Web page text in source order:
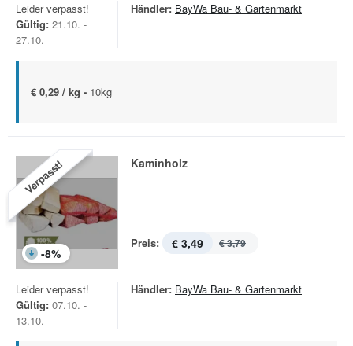
Leider verpasst!
Gültig: 21.10. -
27.10.
Händler: BayWa Bau- & Gartenmarkt
€ 0,29 / kg - 10kg
Verpasst!
-8%
Kaminholz
Preis: € 3,49 € 3,79
Leider verpasst!
Gültig: 07.10. -
13.10.
Händler: BayWa Bau- & Gartenmarkt